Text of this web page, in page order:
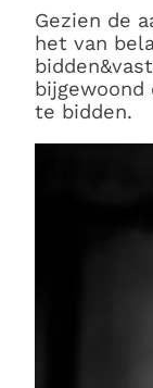
Gezien de
het van
te bidden.